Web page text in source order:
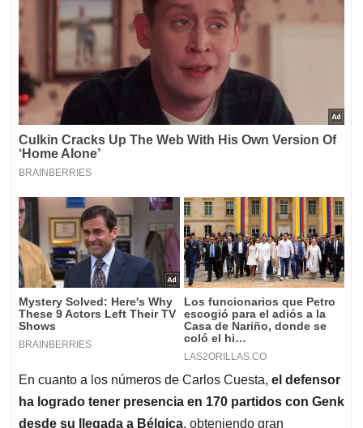
En cuanto a los números de Carlos Cuesta, el defensor
ha logrado tener presencia en 170 partidos con Genk
desde su llegada a Bélgica, obteniendo gran